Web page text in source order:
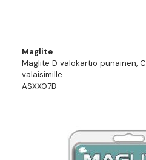
Maglite
Maglite D valokartio punainen,
valaisimille
ASXX07B